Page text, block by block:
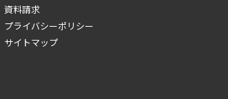
資料請求
プライバシーポリシー
サイトマップ